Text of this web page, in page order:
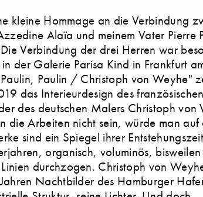
kleine Hommage an die Verbindung
Alaïa und meinem Vater Pierre
Verbindung der drei Herren war
der Galerie Parisa Kind in Frankfurt
Paulin / Christoph von Weyhe"
das Interieurdesign des
des deutschen Malers Christoph von
die Arbeiten nicht sein, würde man auf
sind ein Spiegel ihrer
organisch, voluminös,
durchzogen. Christoph von
Nachtbilder des Hamburger